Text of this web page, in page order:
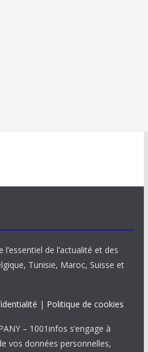
de l’actualité et des
Tunisie, Maroc, Suisse et
| Politique de cookies
– 1001infos s’engage à
vos données personnelles,